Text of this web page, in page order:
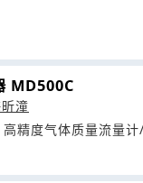
MD500C
昕潼
精度气体质量流量计